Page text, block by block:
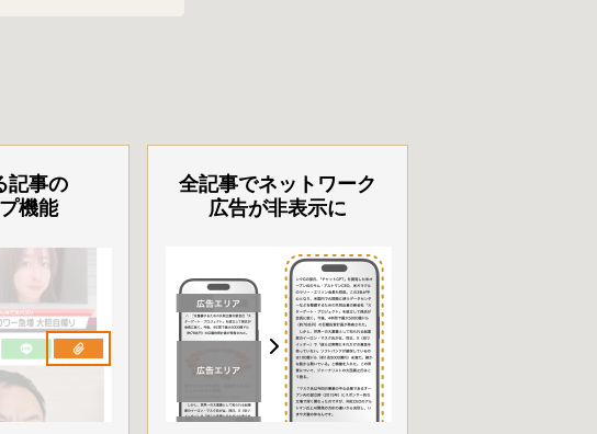
記事の
機能
全記事でネットワーク
広告が非表示に